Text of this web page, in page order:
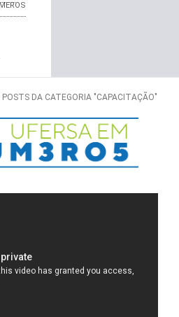
POSTS DA CATEGORIA "CAPACITAÇÃO"